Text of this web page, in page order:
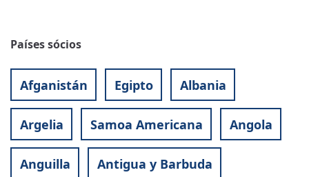
Países sócios
Afganistán Egipto Albania
Argelia Samoa Americana Angola
Anguilla Antigua y Barbuda